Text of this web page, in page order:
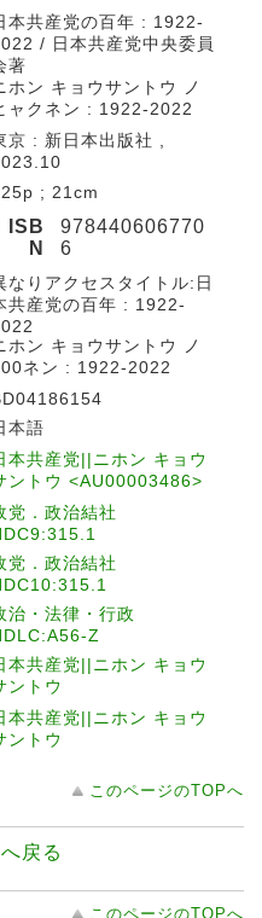
本共産党の百年 : 1922-
/ 日本共産党中央委員
著
ホン キョウサントウ ノ
ャクネン : 1922-2022
京 : 新日本出版社 ,
; 21cm
ISB
N
978440606770
6
なりアクセスタイトル:日
共産党の百年 : 1922-
ホン キョウサントウ ノ
ネン : 1922-2022
本語
本共産党||ニホン キョウ
ントウ <AU00003486>
党．政治結社
党．政治結社
治・法律・行政
Z
本共産党||ニホン キョウ
ントウ
本共産党||ニホン キョウ
ントウ
このページのTOPへ
戻る
このページのTOPへ